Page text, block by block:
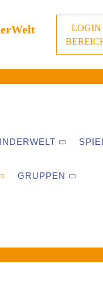
LOGIN
GRUPPEN